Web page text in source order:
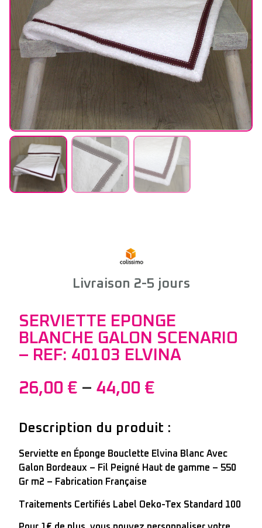
Livraison 2-5 jours
SERVIETTE EPONGE
BLANCHE GALON SCENARIO
– REF: 40103 ELVINA
26,00 € – 44,00 €
Description du produit :
Serviette en Éponge Bouclette Elvina Blanc Avec
Galon Bordeaux – Fil Peigné Haut de gamme – 550
Gr m2 – Fabrication Française
Traitements Certifiés Label Oeko-Tex Standard 100